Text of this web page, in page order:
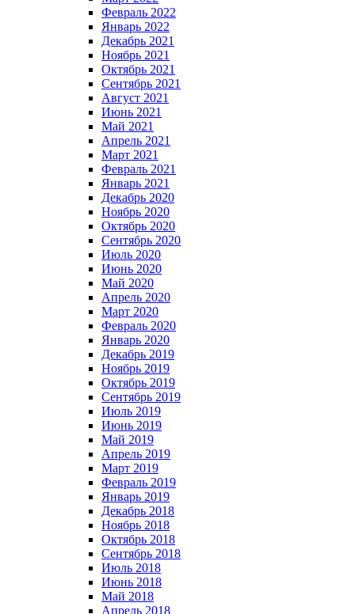
Февраль 2022
Январь 2022
Декабрь 2021
Ноябрь 2021
Октябрь 2021
Сентябрь 2021
Август 2021
Июнь 2021
Май 2021
Апрель 2021
Март 2021
Февраль 2021
Январь 2021
Декабрь 2020
Ноябрь 2020
Октябрь 2020
Сентябрь 2020
Июль 2020
Июнь 2020
Май 2020
Апрель 2020
Март 2020
Февраль 2020
Январь 2020
Декабрь 2019
Ноябрь 2019
Октябрь 2019
Сентябрь 2019
Июль 2019
Июнь 2019
Май 2019
Апрель 2019
Март 2019
Февраль 2019
Январь 2019
Декабрь 2018
Ноябрь 2018
Октябрь 2018
Сентябрь 2018
Июль 2018
Июнь 2018
Май 2018
Апрель 2018